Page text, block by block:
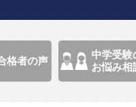
格者の声
中学受験
お悩み相